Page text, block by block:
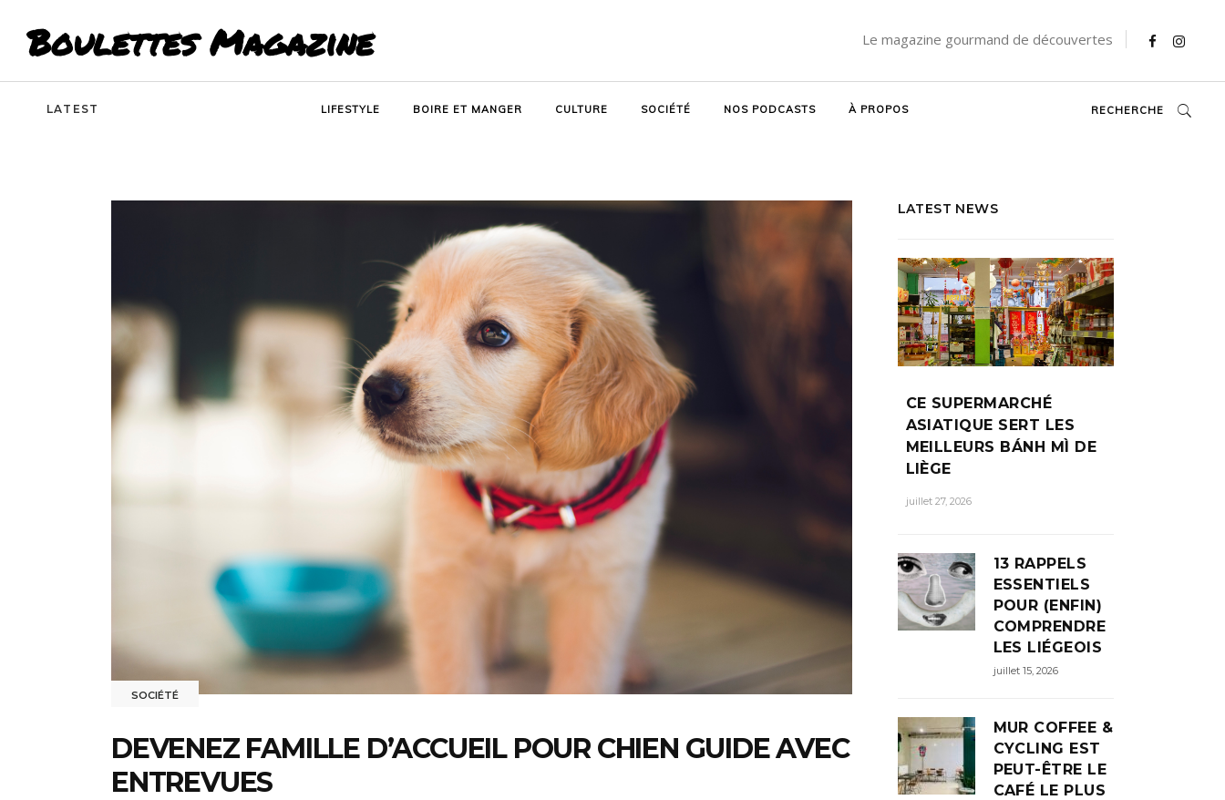
Boulettes Magazine Le magazine gourmand de découvertes
LATEST LIFESTYLE BOIRE ET MANGER CULTURE SOCIÉTÉ NOS PODCASTS À PROPOS RECHERCHE
SOCIÉTÉ
DEVENEZ FAMILLE D’ACCUEIL POUR CHIEN GUIDE AVEC
ENTREVUES
LATEST NEWS
CE SUPERMARCHÉ
ASIATIQUE SERT LES
MEILLEURS BÁNH MÌ DE
LIÈGE
juillet 27, 2026
13 RAPPELS
ESSENTIELS
POUR (ENFIN)
COMPRENDRE
LES LIÉGEOIS
juillet 15, 2026
MUR COFFEE &
CYCLING EST
PEUT-ÊTRE LE
CAFÉ LE PLUS